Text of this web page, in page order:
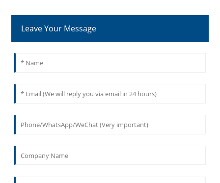
Leave Your Message